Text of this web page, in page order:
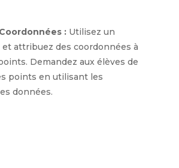
:Utilisez un
et attribuez des coordonnées à
Demandez aux élèves de
points en utilisant les
données.